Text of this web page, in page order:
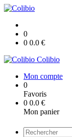
0
0 0.0 €
Colibio
Mon compte
0
Favoris
0 0.0 €
Mon panier